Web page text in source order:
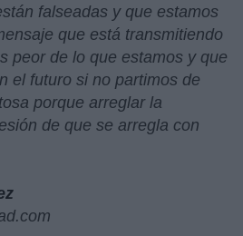
falseadas y que estamos
que está transmitiendo
peor de lo que estamos y que
el futuro si no partimos de
porque arreglar la
de que se arregla con